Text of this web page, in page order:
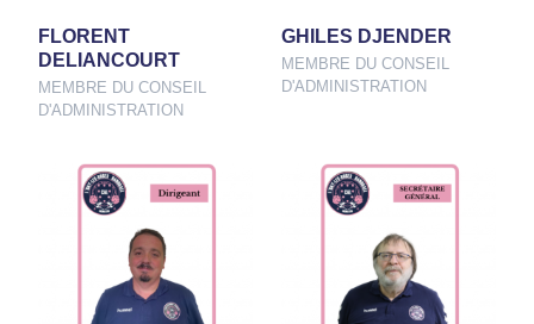
FLORENT
DELIANCOURT
MEMBRE DU CONSEIL
D'ADMINISTRATION
GHILES DJENDER
MEMBRE DU CONSEIL
D'ADMINISTRATION